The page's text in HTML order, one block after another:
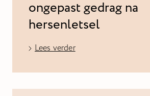
ongepast gedrag na
hersenletsel
Lees verder